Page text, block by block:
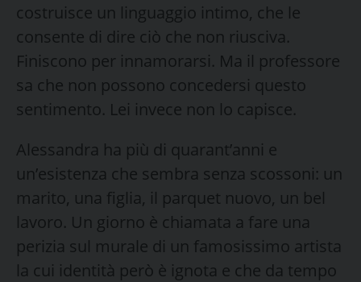
costruisce un linguaggio intimo, che le
consente di dire ciò che non riusciva.
Finiscono per innamorarsi. Ma il professore
sa che non possono concedersi questo
sentimento. Lei invece non lo capisce.
Alessandra ha più di quarant’anni e
un’esistenza che sembra senza scossoni: un
marito, una figlia, il parquet nuovo, un bel
lavoro. Un giorno è chiamata a fare una
perizia sul murale di un famosissimo artista
la cui identità però è ignota e che da tempo